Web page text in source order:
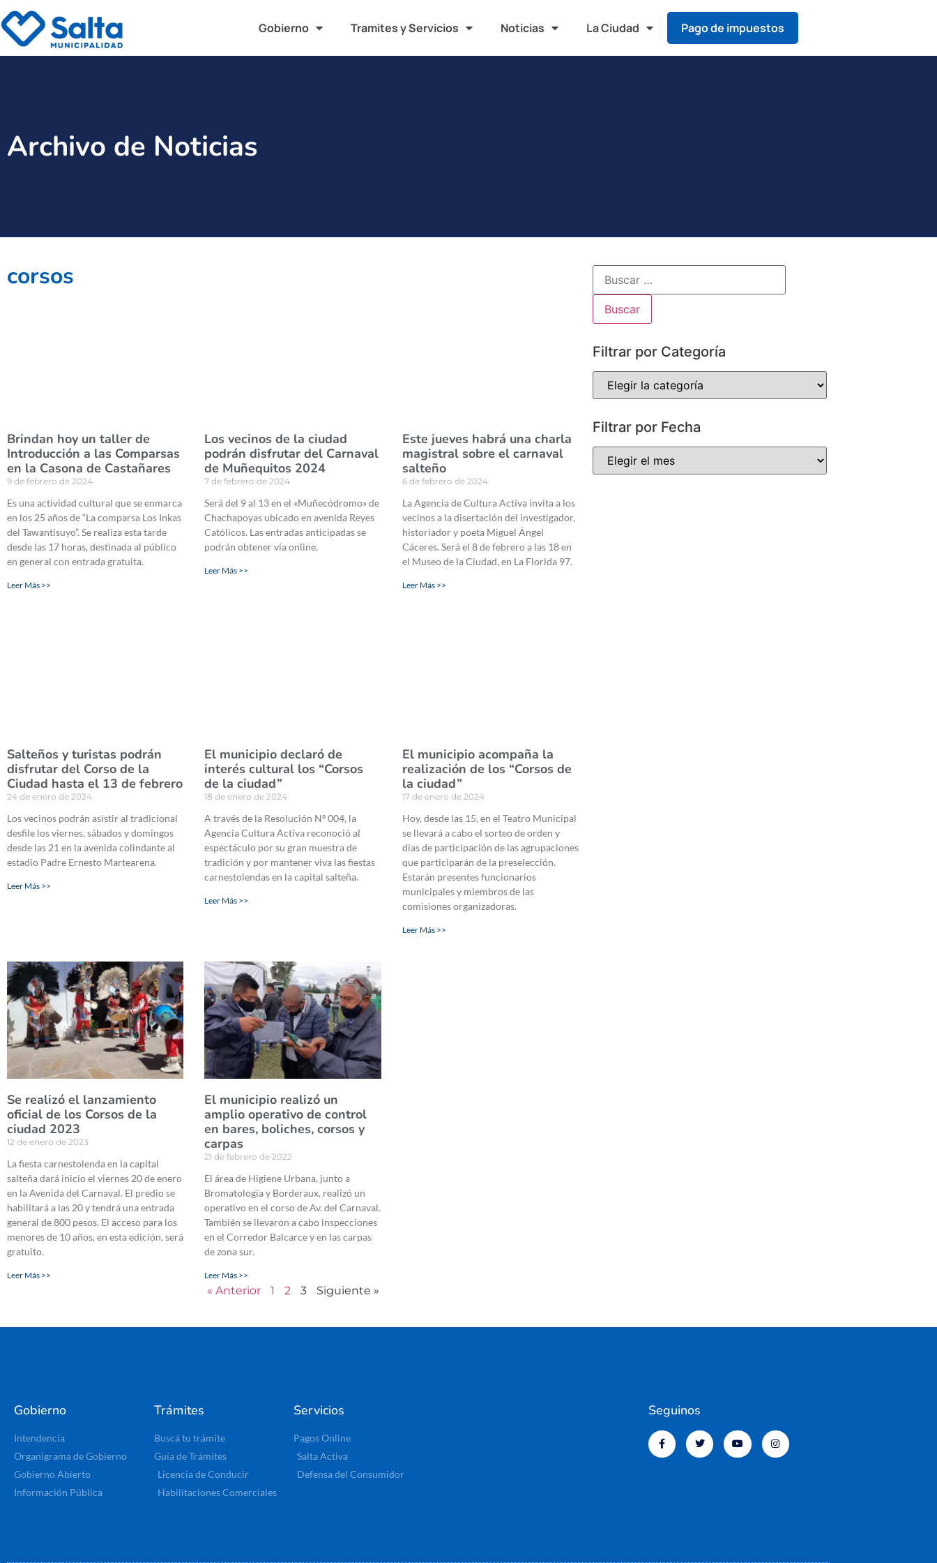
Gobierno Tramites y Servicios Noticias La Ciudad Pago de impuestos
Archivo de Noticias
corsos
Brindan hoy un taller de
Introducción a las Comparsas
en la Casona de Castañares
9 de febrero de 2024
Es una actividad cultural que se enmarca
en los 25 años de “La comparsa Los Inkas
del Tawantisuyo”. Se realiza esta tarde
desde las 17 horas, destinada al público
en general con entrada gratuita.
Leer Más >>
Los vecinos de la ciudad
podrán disfrutar del Carnaval
de Muñequitos 2024
7 de febrero de 2024
Será del 9 al 13 en el «Muñecódromo» de
Chachapoyas ubicado en avenida Reyes
Católicos. Las entradas anticipadas se
podrán obtener vía online.
Leer Más >>
Este jueves habrá una charla
magistral sobre el carnaval
salteño
6 de febrero de 2024
La Agencia de Cultura Activa invita a los
vecinos a la disertación del investigador,
historiador y poeta Miguel Ángel
Cáceres. Será el 8 de febrero a las 18 en
el Museo de la Ciudad, en La Florida 97.
Leer Más >>
Salteños y turistas podrán
disfrutar del Corso de la
Ciudad hasta el 13 de febrero
24 de enero de 2024
Los vecinos podrán asistir al tradicional
desfile los viernes, sábados y domingos
desde las 21 en la avenida colindante al
estadio Padre Ernesto Martearena.
Leer Más >>
El municipio declaró de
interés cultural los “Corsos
de la ciudad”
18 de enero de 2024
A través de la Resolución Nº 004, la
Agencia Cultura Activa reconoció al
espectáculo por su gran muestra de
tradición y por mantener viva las fiestas
carnestolendas en la capital salteña.
Leer Más >>
El municipio acompaña la
realización de los “Corsos de
la ciudad”
17 de enero de 2024
Hoy, desde las 15, en el Teatro Municipal
se llevará a cabo el sorteo de orden y
días de participación de las agrupaciones
que participarán de la preselección.
Estarán presentes funcionarios
municipales y miembros de las
comisiones organizadoras.
Leer Más >>
Se realizó el lanzamiento
oficial de los Corsos de la
ciudad 2023
12 de enero de 2023
La fiesta carnestolenda en la capital
salteña dará inicio el viernes 20 de enero
en la Avenida del Carnaval. El predio se
habilitará a las 20 y tendrá una entrada
general de 800 pesos. El acceso para los
menores de 10 años, en esta edición, será
gratuito.
Leer Más >>
El municipio realizó un
amplio operativo de control
en bares, boliches, corsos y
carpas
21 de febrero de 2022
El área de Higiene Urbana, junto a
Bromatología y Borderaux, realizó un
operativo en el corso de Av. del Carnaval.
También se llevaron a cabo inspecciones
en el Corredor Balcarce y en las carpas
de zona sur.
Leer Más >>
« Anterior 1 2 3 Siguiente »
Filtrar por Categoría
Filtrar por Fecha
Gobierno
Intendencia
Organigrama de Gobierno
Gobierno Abierto
Información Pública
Trámites
Buscá tu trámite
Guía de Trámites
Licencia de Conducir
Habilitaciones Comerciales
Servicios
Pagos Online
Salta Activa
Defensa del Consumidor
Seguinos